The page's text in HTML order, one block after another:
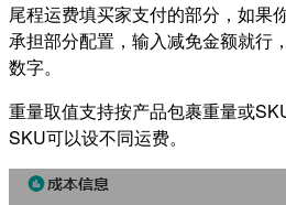
尾程运费填买家支付的部分，如果
承担部分配置，输入减免金额就行
数字。
重量取值支持按产品包裹重量或
SKU可以设不同运费。